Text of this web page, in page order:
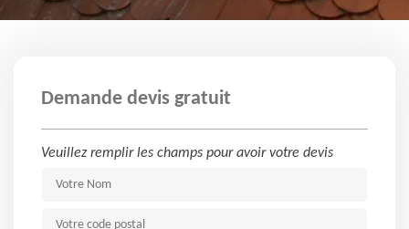
Demande devis gratuit
Veuillez remplir les champs pour avoir votre devis